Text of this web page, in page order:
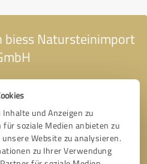
und Anzeigen zu
soziale Medien anbieten zu
Website zu analysieren.
zu Ihrer Verwendung
biess Natursteinimport